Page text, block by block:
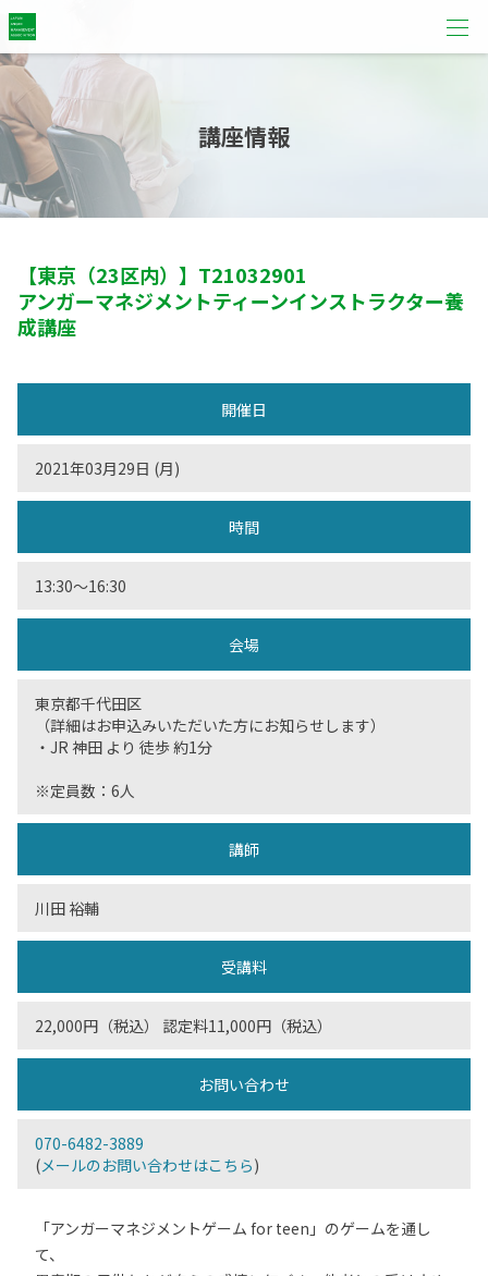
講座情報
【東京（23区内）】 T21032901
アンガーマネジメントティーンインストラクター養
成講座
開催日
2021年03月29日 (月)
時間
13:30〜16:30
会場
東京都千代田区
（詳細はお申込みいただいた方にお知らせします）
・JR 神田 より 徒歩 約1分
※定員数：6人
講師
川田 裕輔
受講料
22,000円（税込） 認定料11,000円（税込）
お問い合わせ
070-6482-3889
(メールのお問い合わせはこちら)
「アンガーマネジメントゲーム for teen」のゲームを通し
て、